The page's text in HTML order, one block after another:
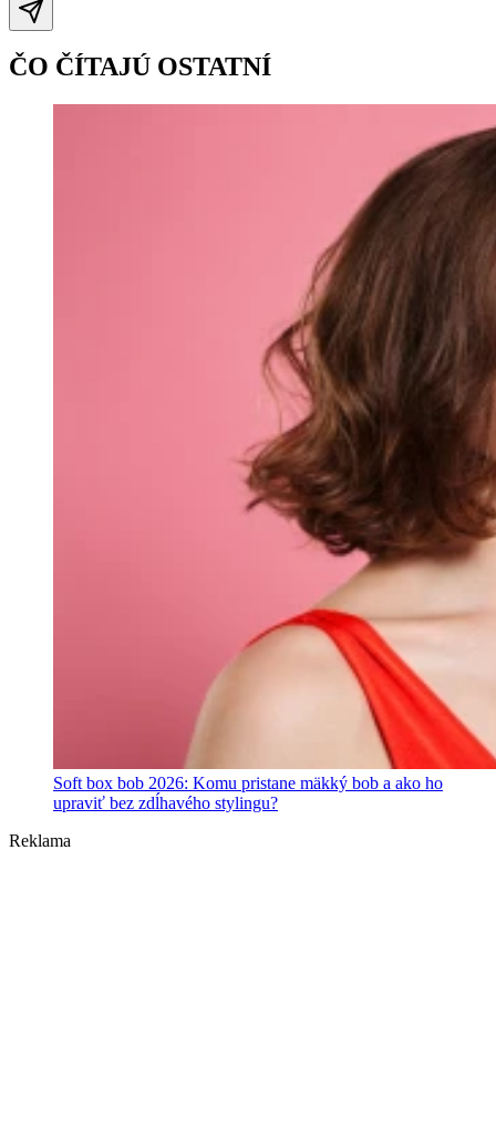
ČO ČÍTAJÚ OSTATNÍ
Soft box bob 2026: Komu pristane mäkký bob a ako ho
upraviť bez zdĺhavého stylingu?
Reklama